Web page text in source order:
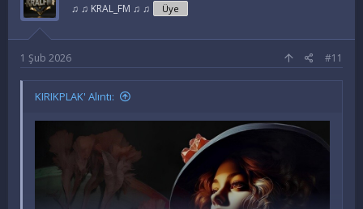
♫ ♫ KRAL_FM ♫ ♫ Üye
1 Şub 2026 #11
KIRIKPLAK' Alıntı: